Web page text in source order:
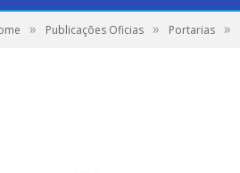
» Publicações Oficias » Portarias »